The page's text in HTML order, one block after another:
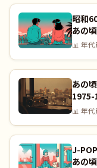
昭和
あの
📊 年代
あの
1975-
📊 年代
J-POP
あの